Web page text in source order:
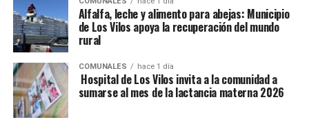
Alfalfa, leche y alimento para abejas: Municipio
de Los Vilos apoya la recuperación del mundo
rural
COMUNALES hace 1 día
Hospital de Los Vilos invita a la comunidad a
sumarse al mes de la lactancia materna 2026